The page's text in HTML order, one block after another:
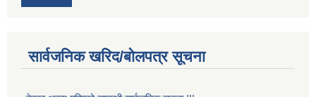
सार्वजनिक खरिद/बोलपत्र सूचना